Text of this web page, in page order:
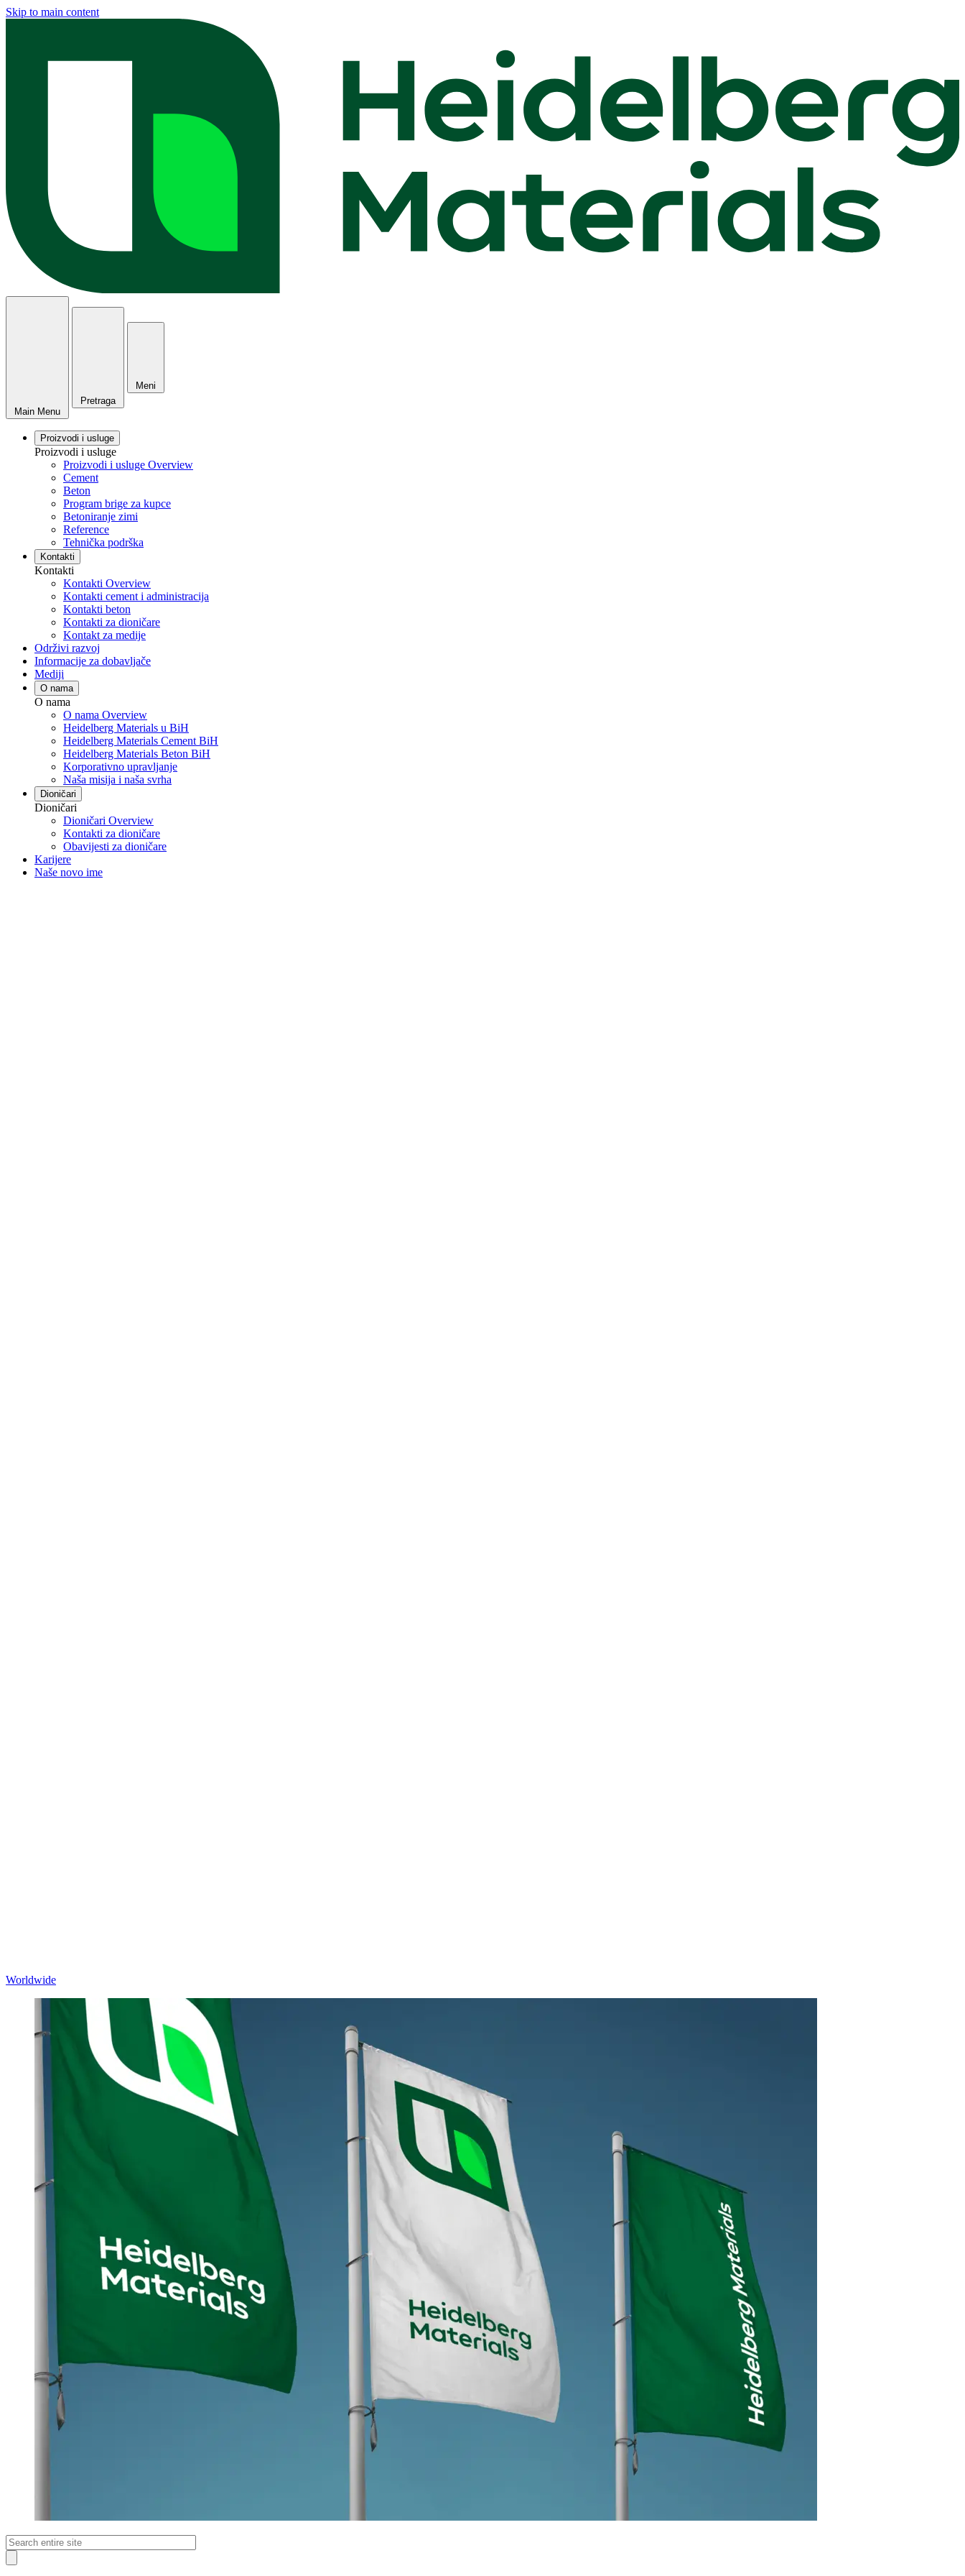
Skip to main content
Main Menu
Pretraga
Meni
Proizvodi i usluge
Proizvodi i usluge
Proizvodi i usluge Overview
Cement
Beton
Program brige za kupce
Betoniranje zimi
Reference
Tehnička podrška
Kontakti
Kontakti
Kontakti Overview
Kontakti cement i administracija
Kontakti beton
Kontakti za dioničare
Kontakt za medije
Održivi razvoj
Informacije za dobavljače
Mediji
O nama
O nama
O nama Overview
Heidelberg Materials u BiH
Heidelberg Materials Cement BiH
Heidelberg Materials Beton BiH
Korporativno upravljanje
Naša misija i naša svrha
Dioničari
Dioničari
Dioničari Overview
Kontakti za dioničare
Obavijesti za dioničare
Karijere
Naše novo ime
Worldwide